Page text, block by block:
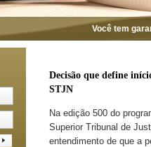
Você tem
Decisão que define
STJN
​Na edição 500 do
Superior Tribunal de
entendimento de que a